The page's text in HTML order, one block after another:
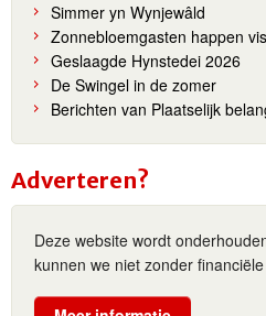
Simmer yn Wynjewâld
Zonnebloemgasten happen
Geslaagde Hynstedei 2026
De Swingel in de zomer
Berichten van Plaatselijk
Adverteren?
Deze website wordt
kunnen we niet zonder